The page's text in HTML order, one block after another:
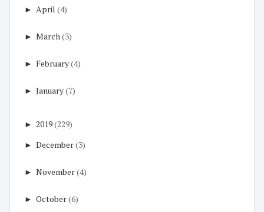
► April (4)
► March(3)
► February(4)
► January(7)
► 2019(229)
► December(3)
► November(4)
► October(6)